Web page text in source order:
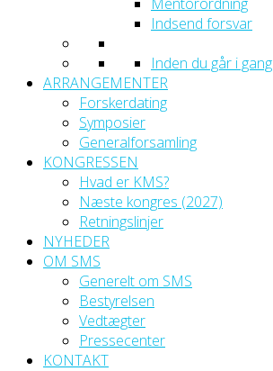
Indsend forsvar
Inden du går i gang
ARRANGEMENTER
Forskerdating
Symposier
Generalforsamling
KONGRESSEN
Hvad er KMS?
Næste kongres (2027)
Retningslinjer
NYHEDER
OM SMS
Generelt om SMS
Bestyrelsen
Vedtægter
Pressecenter
KONTAKT